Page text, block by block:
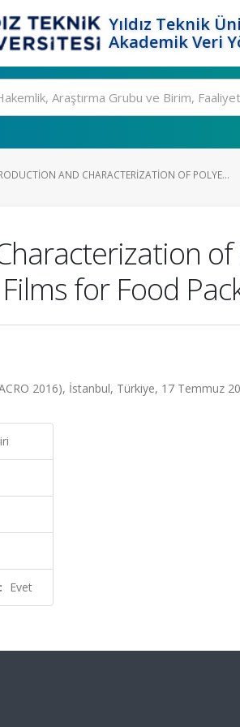
Yıldız Teknik
Akademik Veri
AND CHARACTERIZATION OF POLYE...
for Food
2016), İstanbul, Türkiye, 17 Temmuz
Evet